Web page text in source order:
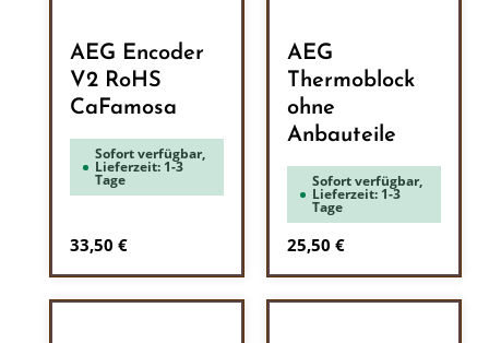
AEG Encoder
V2 RoHS
CaFamosa
Sofort verfügbar,
Lieferzeit: 1-3
Tage
Regulärer Preis:
33,50 €
AEG
Thermoblock
ohne
Anbauteile
Sofort verfügbar,
Lieferzeit: 1-3
Tage
Regulärer Preis:
25,50 €